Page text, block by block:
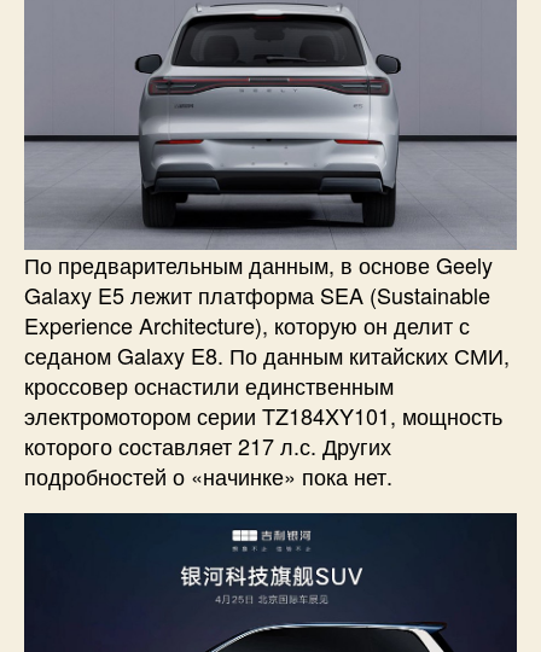
По предварительным данным, в основе Geely
Galaxy E5 лежит платформа SEA (Sustainable
Experience Architecture), которую он делит с
седаном Galaxy E8. По данным китайских СМИ,
кроссовер оснастили единственным
электромотором серии TZ184XY101, мощность
которого составляет 217 л.с. Других
подробностей о «начинке» пока нет.